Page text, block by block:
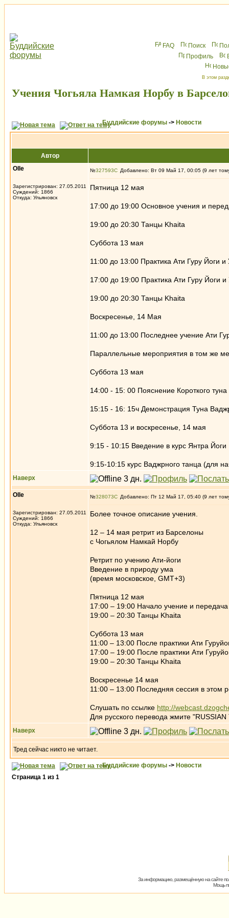
FAQ Поиск
Профиль
В этом
Учения Чогьяла Намкая Норбу в
Буддийские форумы -> Новости
Автор
Olle
Зарегистрирован: 27.05.2011
Суждений: 1866
Откуда: Ульяновск
№327593 Добавлено: Вт 09 Май 17, 00:05 (9 лет
Пятница 12 мая
17:00 до 19:00 Основное учения и
19:00 до 20:30 Танцы Khaita
Суббота 13 мая
11:00 до 13:00 Практика Ати Гуру Йоги
17:00 до 19:00 Практика Ати Гуру Йоги
19:00 до 20:30 Танцы Khaita
Воскресенье, 14 Мая
11:00 до 13:00 Последнее учение Ати
Параллельные мероприятия в том же
Суббота 13 мая
14:00 - 15: 00 Пояснение Короткого
15:15 - 16: 15ч Демонстрация Туна
Суббота 13 и воскресенье, 14 мая
9:15 - 10:15 Введение в курс Янтра Йоги
9:15-10:15 курс Ваджрного танца (для
Наверх
Olle
Зарегистрирован: 27.05.2011
Суждений: 1866
Откуда: Ульяновск
№328073 Добавлено: Пт 12 Май 17, 05:40 (9 лет
Более точное описание учения.
12 – 14 мая ретрит из Барселоны
с Чогьялом Намкай Норбу
Ретрит по учению Ати-йоги
Введение в природу ума
(время московское, GMT+3)
Пятница 12 мая
17:00 – 19:00 Начало учение и передача
19:00 – 20:30 Танцы Khaita
Суббота 13 мая
11:00 – 13:00 После практики Ати
17:00 – 19:00 После практики Ати
19:00 – 20:30 Танцы Khaita
Воскресенье 14 мая
11:00 – 13:00 Последняя сессия в этом
Слушать по ссылке http://
Для русского перевода жмите
Наверх
Тред сейчас никто не читает.
Буддийские форумы -> Новости
Страница 1 из 1
За информацию, размещённую на сайте
Мощь